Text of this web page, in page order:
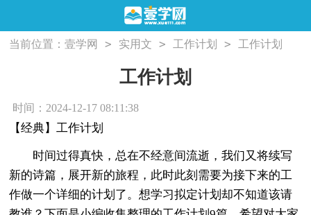
当前位置：壹学网 > 实用文 > 工作计划 > 工作计划
工作计划
时间：2024-12-17 08:11:38
【经典】工作计划
时间过得真快，总在不经意间流逝，我们又将续写
新的诗篇，展开新的旅程，此时此刻需要为接下来的工
作做一个详细的计划了。想学习拟定计划却不知道该请